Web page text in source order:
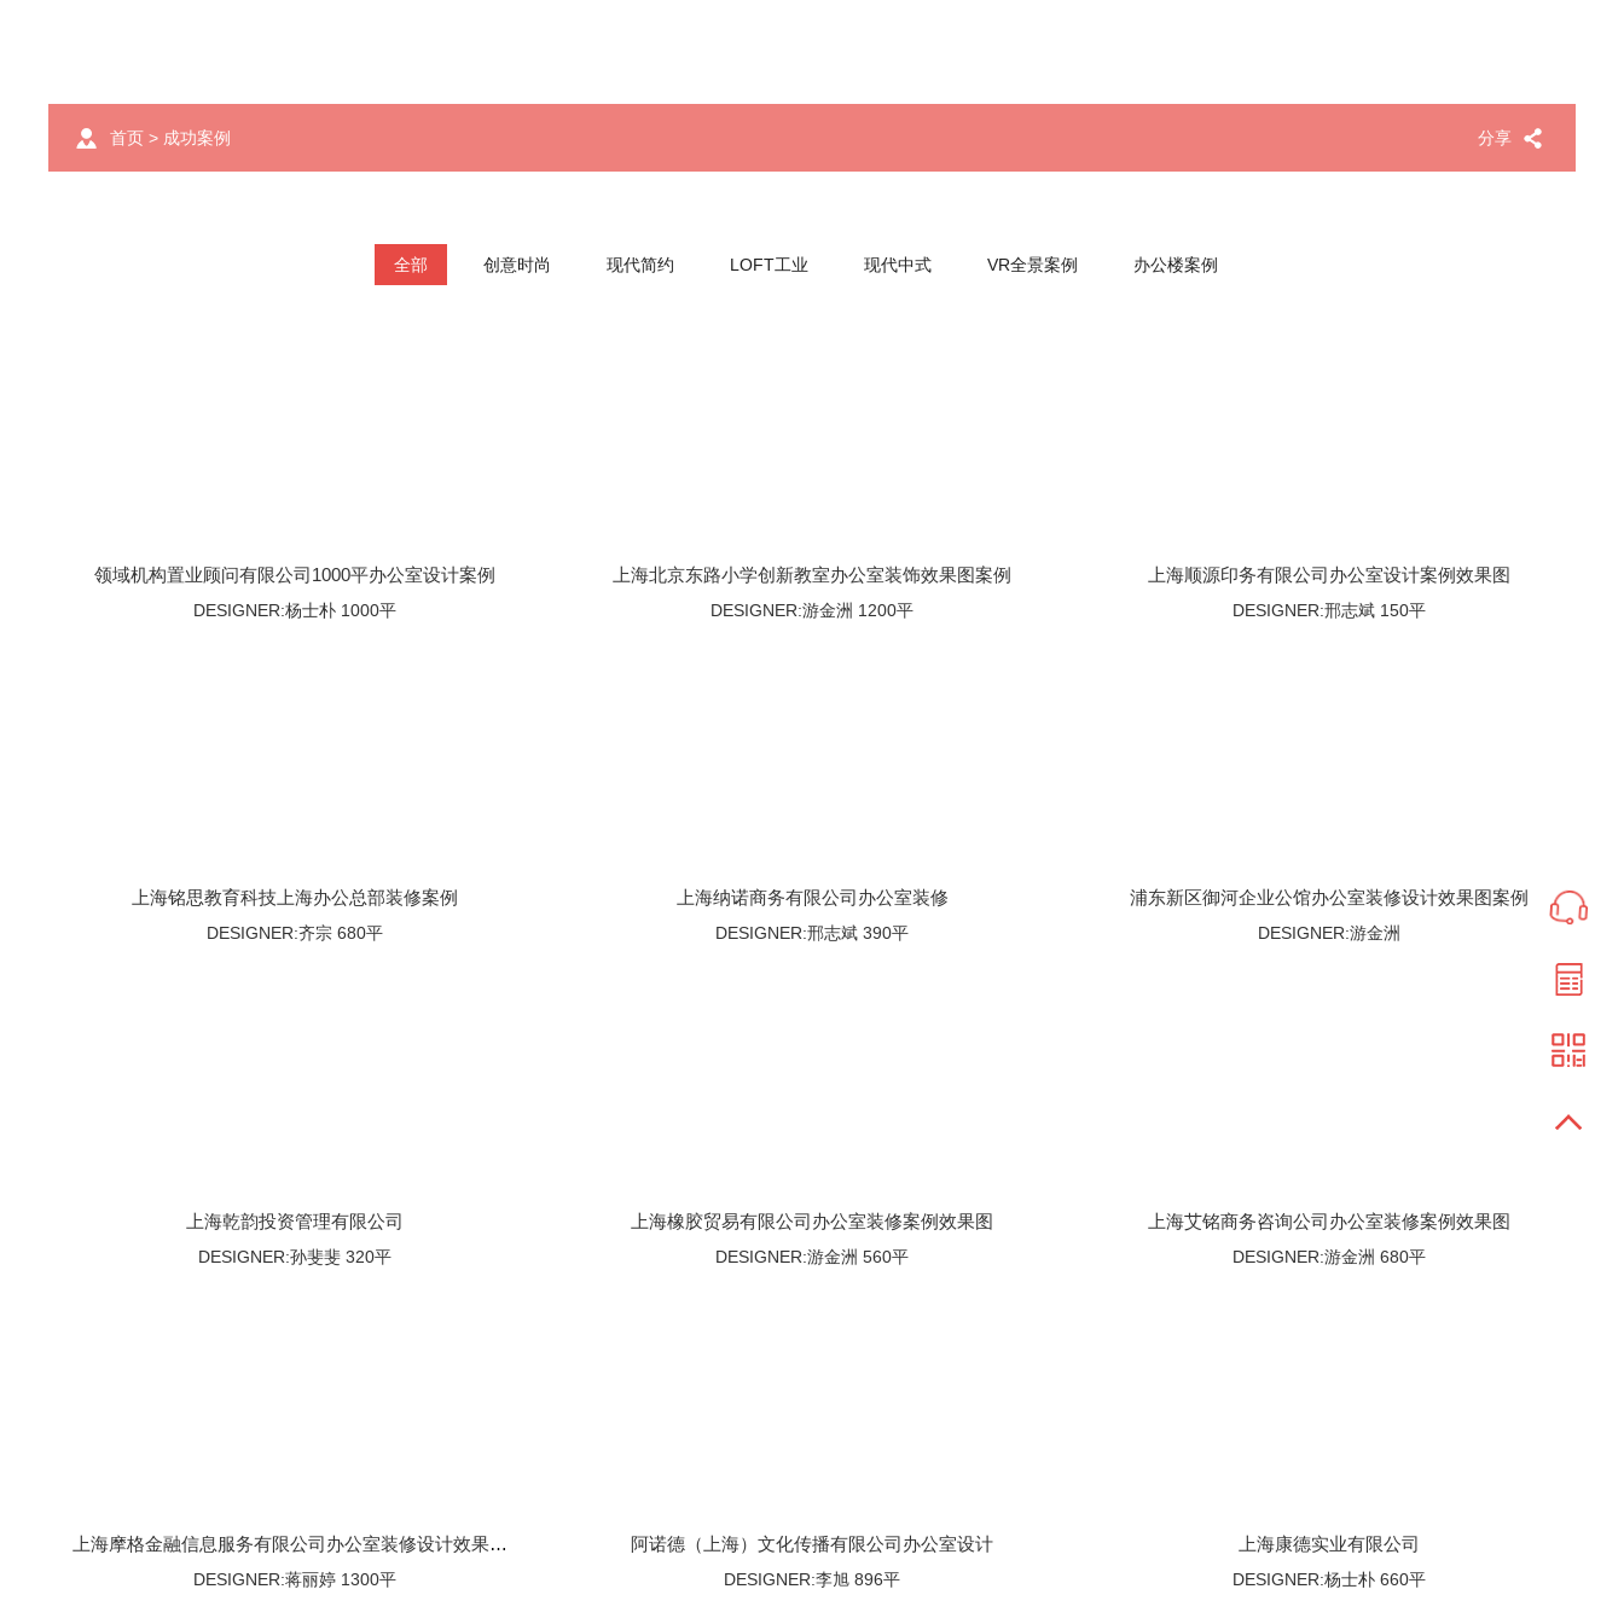
分享
首页 > 成功案例
全部 创意时尚 现代简约 LOFT工业 现代中式 VR全景案例 办公楼案例
领域机构置业顾问有限公司1000平办公室设计案例
DESIGNER:杨士朴 1000平
上海北京东路小学创新教室办公室装饰效果图案例
DESIGNER:游金洲 1200平
上海顺源印务有限公司办公室设计案例效果图
DESIGNER:邢志斌 150平
上海铭思教育科技上海办公总部装修案例
DESIGNER:齐宗 680平
上海纳诺商务有限公司办公室装修
DESIGNER:邢志斌 390平
浦东新区御河企业公馆办公室装修设计效果图案例
DESIGNER:游金洲
上海乾韵投资管理有限公司
DESIGNER:孙斐斐 320平
上海橡胶贸易有限公司办公室装修案例效果图
DESIGNER:游金洲 560平
上海艾铭商务咨询公司办公室装修案例效果图
DESIGNER:游金洲 680平
上海摩格金融信息服务有限公司办公室装修设计效果图案例
DESIGNER:蒋丽婷 1300平
阿诺德（上海）文化传播有限公司办公室设计
DESIGNER:李旭 896平
上海康德实业有限公司
DESIGNER:杨士朴 660平